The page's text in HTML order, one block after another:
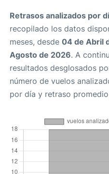
Retrasos analizados por
recopilado los datos
meses, desde 04 de Abril
Agosto de 2026. A
resultados desglosados
número de vuelos
por día y retraso